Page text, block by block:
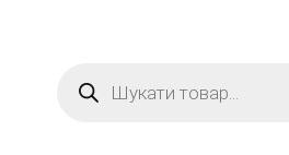
товарів